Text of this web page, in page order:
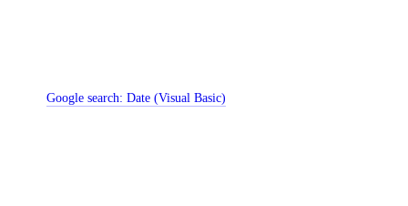
Google search:Date (Visual Basic)